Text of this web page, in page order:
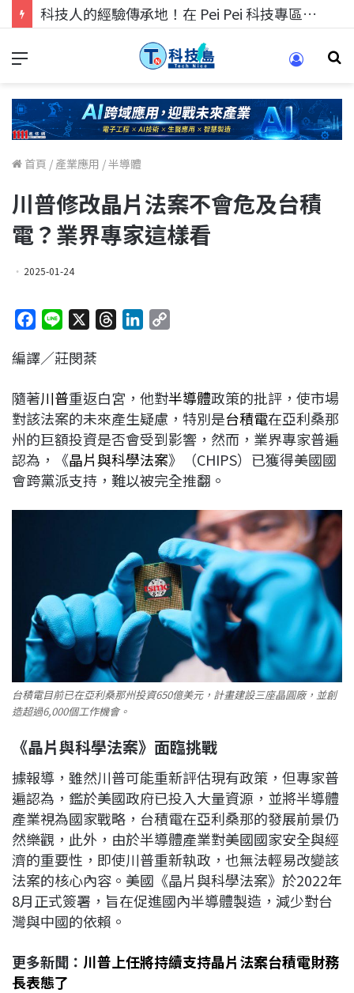
科技人的經驗傳承地！在 Pei Pei 科技專區，與學弟妹交流最硬核的技術
首頁 / 產業應用 /半導體
川普修改晶片法案不會危及台積
電？業界專家這樣看
2025-01-24
c
b
o
o
k
n
a
d
s
e
d
I
n
L
n
k
編譯／莊閔棻
隨著川普重返白宮，他對半導體政策的批評，使市場
對該法案的未來產生疑慮，特別是台積電在亞利桑那
州的巨額投資是否會受到影響，然而，業界專家普遍
認為，《晶片與科學法案》（CHIPS）已獲得美國國
會跨黨派支持，難以被完全推翻。
台積電目前已在亞利桑那州投資650億美元，計畫建設三座晶圓廠，並創
造超過6,000個工作機會。
《晶片與科學法案》面臨挑戰
據報導，雖然川普可能重新評估現有政策，但專家普
遍認為，鑑於美國政府已投入大量資源，並將半導體
產業視為國家戰略，台積電在亞利桑那的發展前景仍
然樂觀，此外，由於半導體產業對美國國家安全與經
濟的重要性，即使川普重新執政，也無法輕易改變該
法案的核心內容。美國《晶片與科學法案》於2022年
8月正式簽署，旨在促進國內半導體製造，減少對台
灣與中國的依賴。
更多新聞： 川普上任將持續支持晶片法案台積電財務
長表態了